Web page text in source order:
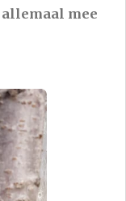
allemaal mee